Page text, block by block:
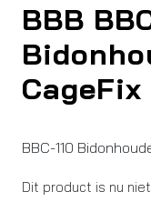
BBB
CageFix
BBC-110
Dit product is nu